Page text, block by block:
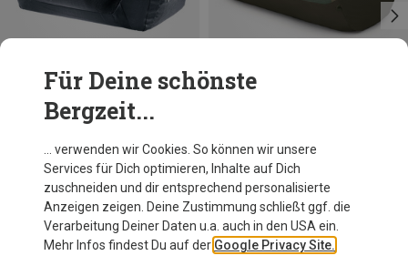
Du sparst 21%
Für Deine schönste
Bergzeit...
… verwenden wir Cookies. So können wir unsere
Services für Dich optimieren, Inhalte auf Dich
zuschneiden und dir entsprechend personalisierte
Anzeigen zeigen. Deine Zustimmung schließt ggf. die
Verarbeitung Deiner Daten u.a. auch in den USA ein.
Mehr Infos findest Du auf der Google Privacy Site.